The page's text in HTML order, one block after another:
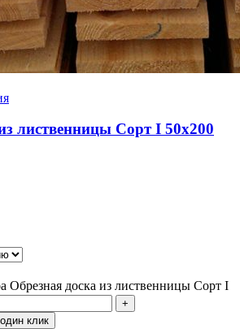
лиственницы Сорт I 50х200
Обрезная доска из лиственницы Сорт I
клик